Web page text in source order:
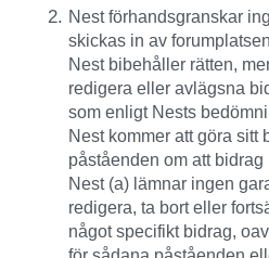
Nest förhandsgranskar
skickas in av
Nest bibehåller rätten,
redigera eller avlägsna
som enligt Nests
Nest kommer att göra sitt
påståenden om att
Nest (a) lämnar ingen
redigera, ta bort eller
något specifikt bidrag,